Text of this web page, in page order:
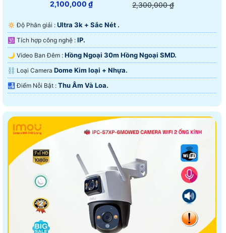
2,100,000 ₫ 2,300,000 ₫
🔅 Độ Phân giải : Ultra 3k + Sắc Nét .
🕉️ Tích hợp công nghệ : IP.
🌙 Video Ban Đêm : Hồng Ngoại 30m Hồng Ngoại SMD.
⛓ Loại Camera Dome Kim loại + Nhựa.
️🛃 Điểm Nỗi Bật : Thu Âm Và Loa.